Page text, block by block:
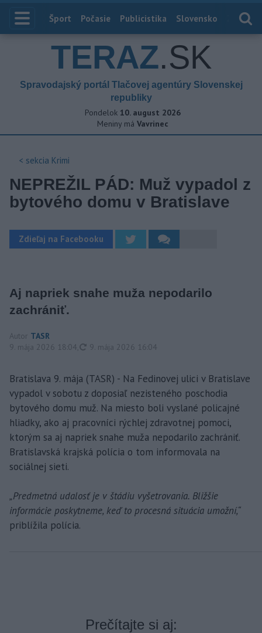
Index
Šport Počasie Publicistika Slovensko
TERAZ.SK
Spravodajský portál Tlačovej agentúry Slovenskej
republiky
Pondelok 10. august 2026
Meniny má Vavrinec
< sekcia Krimi
NEPREŽIL PÁD: Muž vypadol z
bytového domu v Bratislave
Zdieľaj na Facebooku
Aj napriek snahe muža nepodarilo
zachrániť.
Autor TASR
9. mája 2026 18:04
aktualizované
9. mája 2026 16:04
Bratislava 9. mája (TASR) - Na Fedinovej ulici v Bratislave
vypadol v sobotu z doposiaľ nezisteného poschodia
bytového domu muž. Na miesto boli vyslané policajné
hliadky, ako aj pracovníci rýchlej zdravotnej pomoci,
ktorým sa aj napriek snahe muža nepodarilo zachrániť.
Bratislavská krajská polícia o tom informovala na
sociálnej sieti.
„Predmetná udalosť je v štádiu vyšetrovania. Bližšie
informácie poskytneme, keď to procesná situácia umožní,“
priblížila polícia.
Prečítajte si aj: